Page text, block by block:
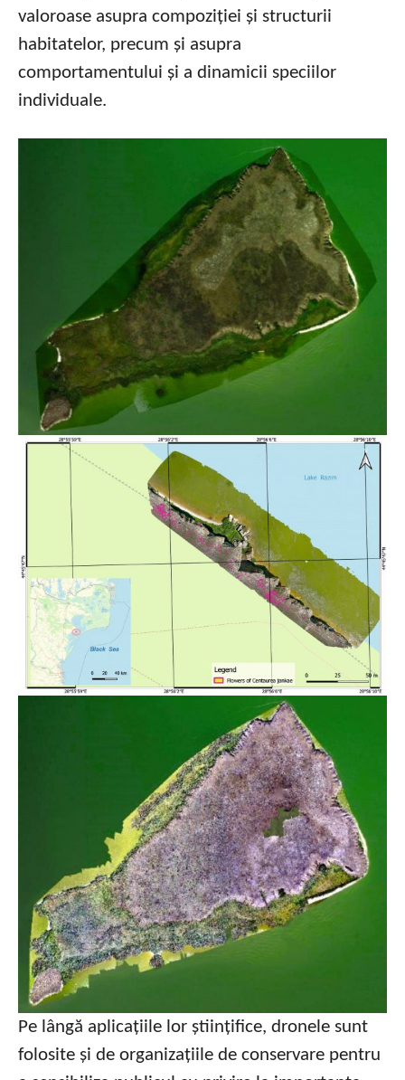
valoroase asupra compoziției și structurii
habitatelor, precum și asupra
comportamentului și a dinamicii speciilor
individuale.
Pe lângă aplicațiile lor științifice, dronele sunt
folosite și de organizațiile de conservare pentru